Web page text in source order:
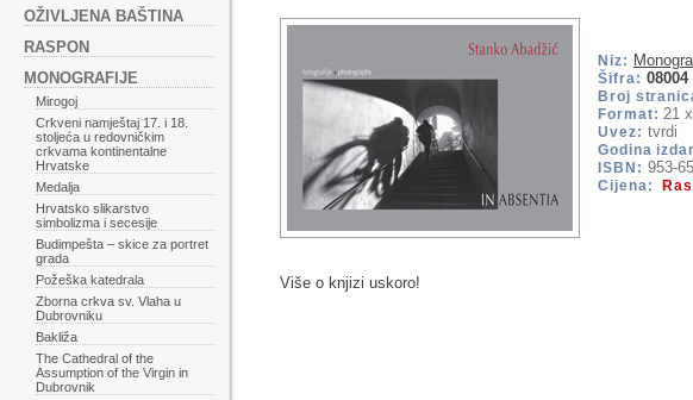
OŽIVLJENA BAŠTINA
RASPON
MONOGRAFIJE
Mirogoj
Crkveni namještaj 17. i 18.
stoljeća u redovničkim
crkvama kontinentalne
Hrvatske
Medalja
Hrvatsko slikarstvo
simbolizma i secesije
Budimpešta – skice za portret
grada
Požeška katedrala
Zborna crkva sv. Vlaha u
Dubrovniku
Bakliža
The Cathedral of the
Assumption of the Virgin in
Dubrovnik
Niz:
Šifra: 08004
Broj
Format: 21
Uvez: tvrdi
Godina
ISBN: 953-
Cijena:
Više o knjizi uskoro!